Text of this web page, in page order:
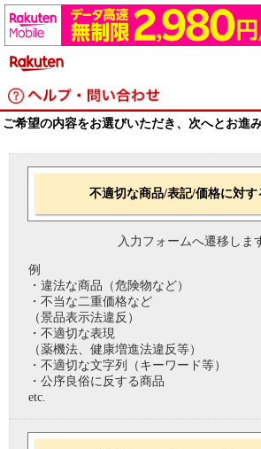
ご希望の内容をお選びいただき、次へとお進み
不適切な商品/表記/価格に対す
入力フォームへ遷移しま
例
・違法な商品（危険物など）
・不当な二重価格など
（景品表示法違反）
・不適切な表現
（薬機法、健康増進法違反等）
・不適切な文字列（キーワード等）
・公序良俗に反する商品
etc.